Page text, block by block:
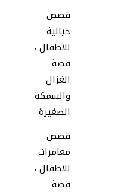
قصص
خيالية
للاطفال ،
قصة
الغزال
والسمكة
الصغيرة
قصص
مغامرات
للاطفال ،
قصة